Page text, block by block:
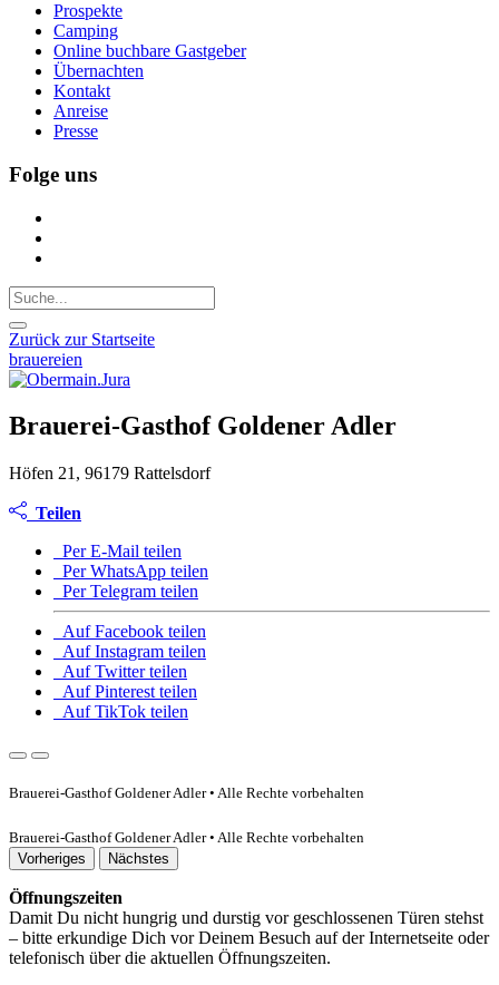
Prospekte
Camping
Online buchbare Gastgeber
Übernachten
Kontakt
Anreise
Presse
Folge uns
Zurück zur Startseite
brauereien
Brauerei-Gasthof Goldener Adler
Höfen 21, 96179 Rattelsdorf
Teilen
Per E-Mail teilen
Per WhatsApp teilen
Per Telegram teilen
Auf Facebook teilen
Auf Instagram teilen
Auf Twitter teilen
Auf Pinterest teilen
Auf TikTok teilen
Brauerei-Gasthof Goldener Adler • Alle Rechte vorbehalten
Brauerei-Gasthof Goldener Adler • Alle Rechte vorbehalten
Vorheriges
Nächstes
Öffnungszeiten
Damit Du nicht hungrig und durstig vor geschlossenen Türen stehst
– bitte erkundige Dich vor Deinem Besuch auf der Internetseite oder
telefonisch über die aktuellen Öffnungszeiten.